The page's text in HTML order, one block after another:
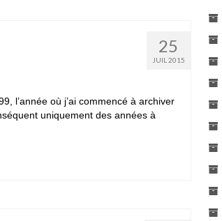
25
JUIL 2015
l’année où j’ai commencé à archiver
uniquement des années à